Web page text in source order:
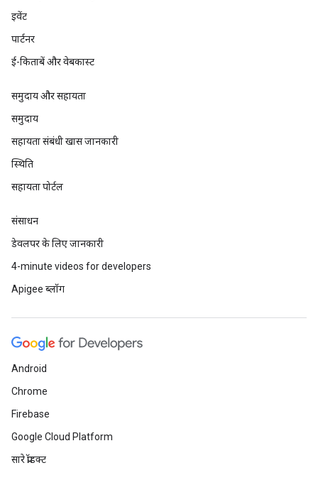
इवेंट
पार्टनर
ई-किताबें और वेबकास्ट
समुदाय और सहायता
समुदाय
सहायता संबंधी खास जानकारी
स्थिति
सहायता पोर्टल
संसाधन
डेवलपर के लिए जानकारी
4-minute videos for developers
Apigee ब्लॉग
Android
Chrome
Firebase
Google Cloud Platform
सारे प्रॉडक्ट